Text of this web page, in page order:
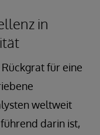
in
für eine
weltweit
darin ist,